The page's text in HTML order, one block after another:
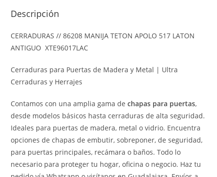
Descripción
CERRADURAS // 86208 MANIJA TETON APOLO 517 LATON
ANTIGUO XTE96017LAC
Cerraduras para Puertas de Madera y Metal | Ultra
Cerraduras y Herrajes
Contamos con una amplia gama dechapas para puertas,
desde modelos básicos hasta cerraduras de alta seguridad.
Ideales para puertas de madera, metal o vidrio. Encuentra
opciones de chapas de embutir, sobreponer, de seguridad,
para puertas principales, recámara o baños. Todo lo
necesario para proteger tu hogar, oficina o negocio. Haz tu